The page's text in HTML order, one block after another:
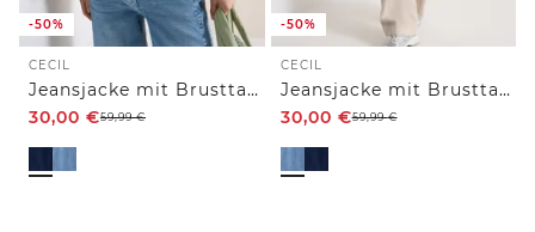
-50%
CECIL
Jeansjacke mit Brusttaschen und Knöpfen
30,00 €59,99€
-50%
CECIL
Jeansjacke mit Brusttaschen und Knöpfen
30,00 €59,99€